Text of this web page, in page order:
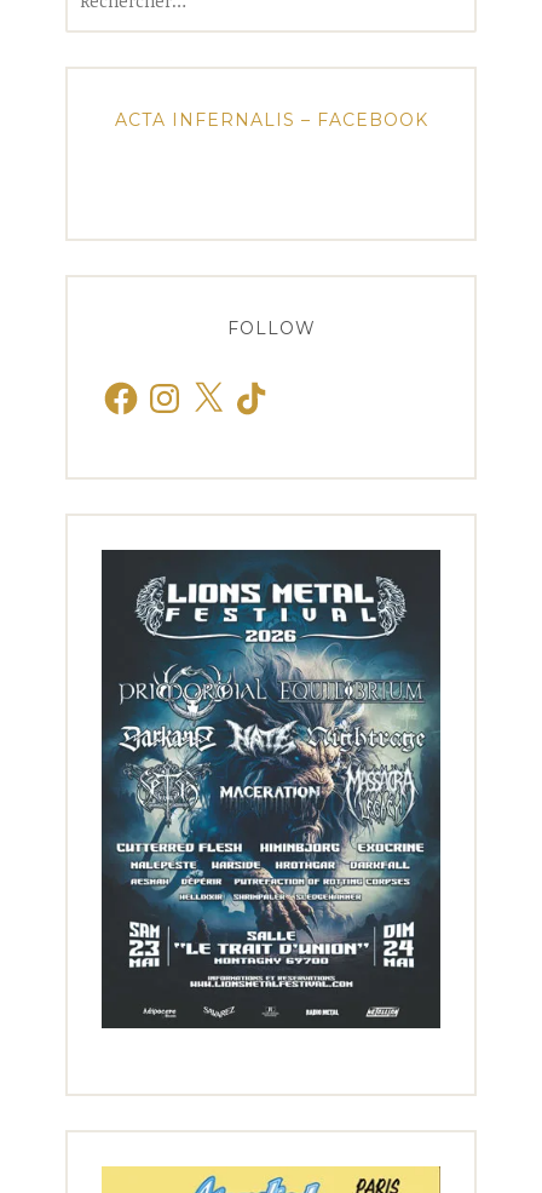
ACTA INFERNALIS – FACEBOOK
FOLLOW
FacebookInstagram
X TikTok